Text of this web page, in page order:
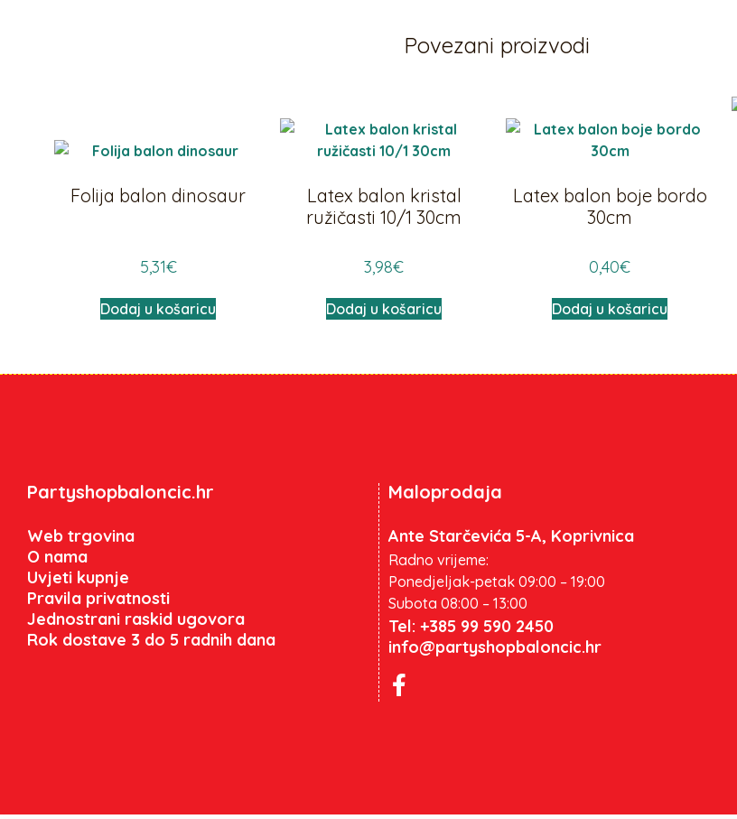
Povezani proizvodi
Folija balon dinosaur
5,31€
Dodaj u košaricu
Latex balon kristal
ružičasti 10/1 30cm
3,98€
Dodaj u košaricu
Latex balon boje bordo
30cm
0,40€
Dodaj u košaricu
Partyshopbaloncic.hr
Web trgovina
O nama
Uvjeti kupnje
Pravila privatnosti
Jednostrani raskid ugovora
Rok dostave 3 do 5 radnih dana
Maloprodaja
Ante Starčevića 5-A, Koprivnica
Radno vrijeme:
Ponedjeljak-petak 09:00 – 19:00
Subota 08:00 – 13:00
Tel: +385 99 590 2450
info@partyshopbaloncic.hr